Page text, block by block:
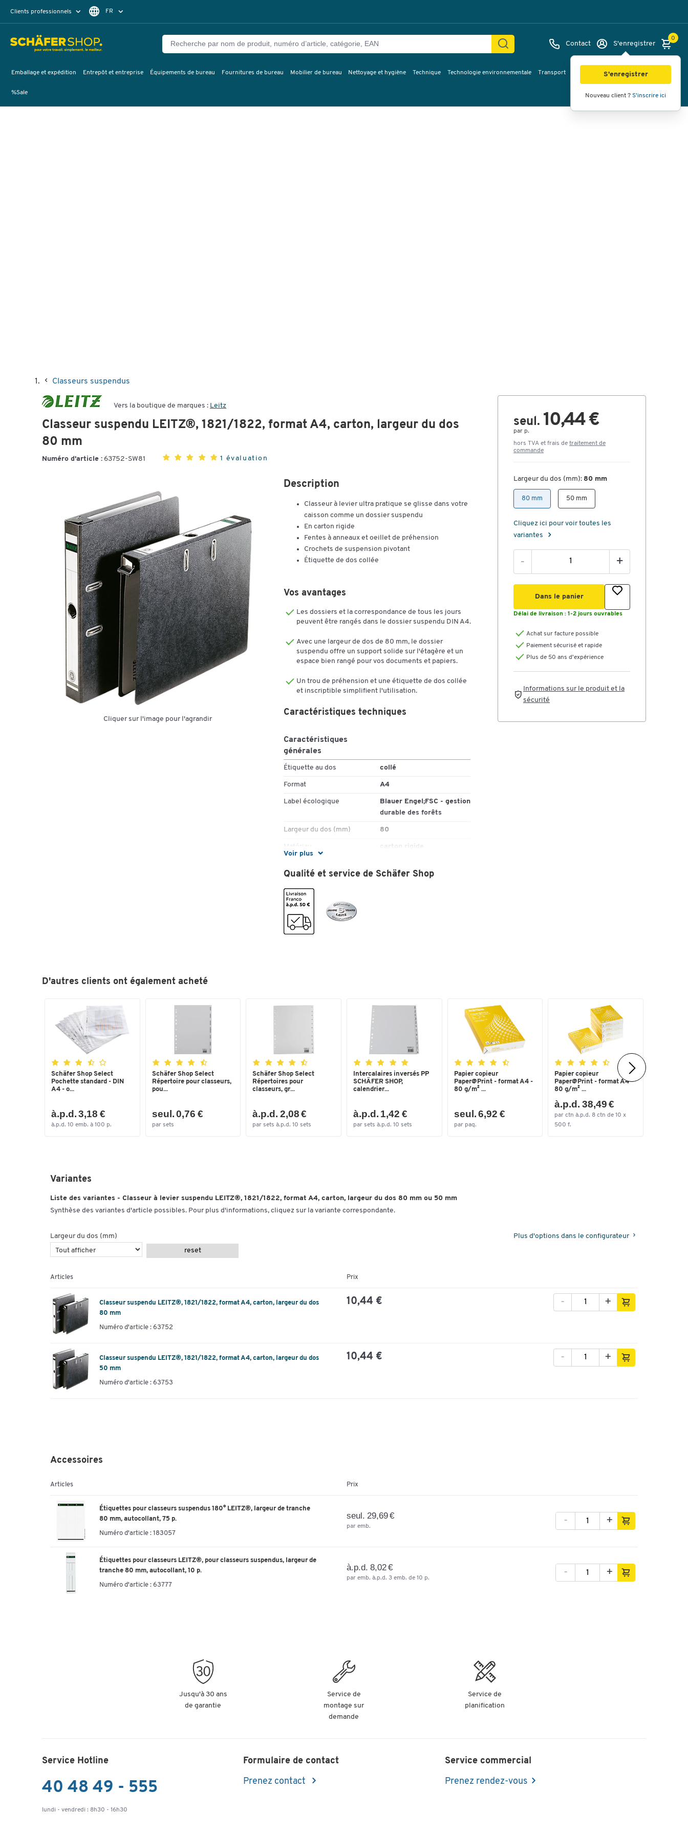
Clients professionnels FR
Contact S'enregistrer
S'enregistrer
Nouveau client ? S'inscrire ici
0
Emballage et expédition Entrepôt et entreprise Équipements de bureau Fournitures de bureau Mobilier de bureau Nettoyage et hygiène Technique Technologie environnementale Transport Services & planification Inspiration
%Sale
Classeurs suspendus
Vers la boutique de marques : Leitz
Classeur suspendu LEITZ®, 1821/1822, format A4, carton, largeur du dos
80 mm
Numéro d'article : 63752-SW81 1 évaluation
Cliquer sur l'image pour l'agrandir
Description
Classeur à levier ultra pratique se glisse dans votre
caisson comme un dossier suspendu
En carton rigide
Fentes à anneaux et oeillet de préhension
Crochets de suspension pivotant
Étiquette de dos collée
Vos avantages
Les dossiers et la correspondance de tous les jours
peuvent être rangés dans le dossier suspendu DIN A4.
Avec une largeur de dos de 80 mm, le dossier
suspendu offre un support solide sur l'étagère et un
espace bien rangé pour vos documents et papiers.
Un trou de préhension et une étiquette de dos collée
et inscriptible simplifient l'utilisation.
Voir plus
Caractéristiques techniques
Caractéristiques
générales
Étiquette au dos collé
Format A4
Label écologique
Blauer Engel;FSC - gestion
durable des forêts
Largeur du dos (mm) 80
Matériau carton rigide
Trou de préhension
Couleurs
Coloris
Qualité et service de Schäfer Shop
seul. 10,44 €
par p.
hors TVA et frais de traitement de
commande
Largeur du dos (mm): 80 mm
80 mm 50 mm
Cliquez ici pour voir toutes les
variantes
- +
Dans le panier
Délai de livraison : 1-2 jours ouvrables
Achat sur facture possible
Paiement sécurisé et rapide
Plus de 50 ans d'expérience
Informations sur le produit et la
sécurité
D'autres clients ont également acheté
Schäfer Shop Select
Pochette standard - DIN
A4 - o...
à.p.d. 3,18 €
à.p.d. 10 emb. à 100 p.
Schäfer Shop Select
Répertoire pour classeurs,
pou...
seul. 0,76 €
par sets
Schäfer Shop Select
Répertoires pour
classeurs, gr...
à.p.d. 2,08 €
par sets à.p.d. 10 sets
Intercalaires inversés PP
SCHÄFER SHOP,
calendrier...
à.p.d. 1,42 €
par sets à.p.d. 10 sets
Papier copieur
Paper@Print - format A4 -
80 g/m² ...
seul. 6,92 €
par paq.
Papier copieur
Paper@Print - format A4 -
80 g/m² ...
à.p.d. 38,49 €
par ctn à.p.d. 8 ctn de 10 x
500 f.
Variantes
Liste des variantes - Classeur à levier suspendu LEITZ®, 1821/1822, format A4, carton, largeur du dos 80 mm ou 50 mm
Synthèse des variantes d'article possibles. Pour plus d'informations, cliquez sur la variante correspondante.
Largeur du dos (mm)
reset
Plus d'options dans le configurateur
Articles Prix
Classeur suspendu LEITZ®, 1821/1822, format A4, carton, largeur du dos
80 mm
Numéro d'article : 63752
10,44 € +
-
Classeur suspendu LEITZ®, 1821/1822, format A4, carton, largeur du dos
50 mm
Numéro d'article : 63753
10,44 € +
-
Accessoires
Articles Prix
Étiquettes pour classeurs suspendus 180° LEITZ®, largeur de tranche
80 mm, autocollant, 75 p.
Numéro d'article : 183057
seul. 29,69 €
par emb.
- +
Étiquettes pour classeurs LEITZ®, pour classeurs suspendus, largeur de
tranche 80 mm, autocollant, 10 p.
Numéro d'article : 63777
à.p.d. 8,02 €
par emb. à.p.d. 3 emb. de 10 p.
- +
Images Vidéos Vue à 360
Jusqu'à 30 ans
de garantie
Service de
montage sur
demande
Service de
planification
Service Hotline
40 48 49 - 555
lundi - vendredi : 8h30 - 16h30
Formulaire de contact
Prenez contact
Service commercial
Prenez rendez-vous